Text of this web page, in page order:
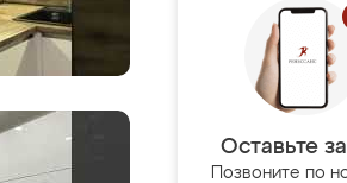
Оставьте
Позвоните по